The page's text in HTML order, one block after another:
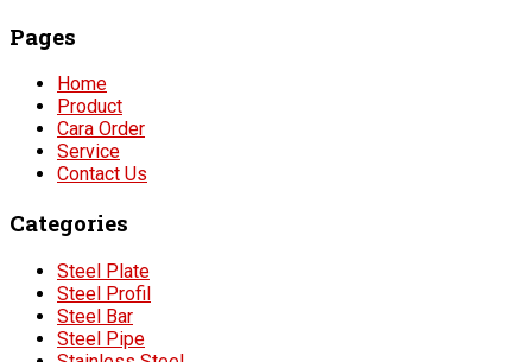
Pages
Home
Product
Cara Order
Service
Contact Us
Categories
Steel Plate
Steel Profil
Steel Bar
Steel Pipe